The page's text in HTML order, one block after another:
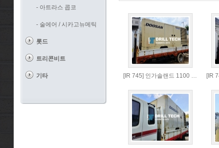
- 아트라스 콥코
- 술에어 / 시카고뉴메틱
롯드
트리콘비트
기타 [IR 745] 인가솔랜드 1100 … [IR